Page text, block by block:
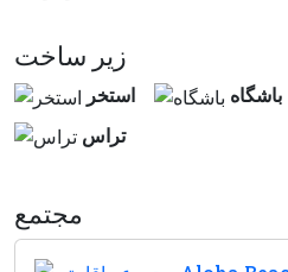
زير ساخت
استخر باشگاه
تراس
مجتمع